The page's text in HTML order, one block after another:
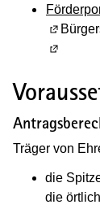
(Wird in
(Wird in
Träger von
die
die